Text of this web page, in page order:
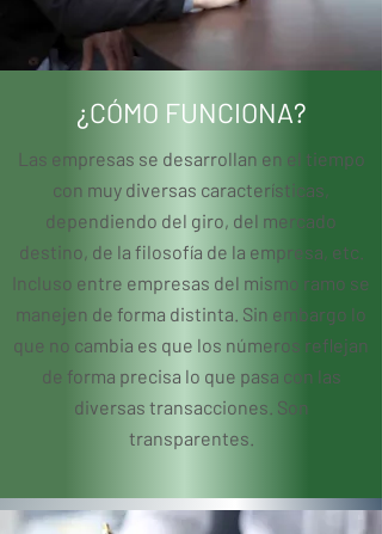
¿CÓMO FUNCIONA?
Las empresas se desarrollan en el tiempo
con muy diversas características,
dependiendo del giro, del mercado
destino, de la filosofía de la empresa, etc.
Incluso entre empresas del mismo ramo se
manejen de forma distinta. Sin embargo lo
que no cambia es que los números reflejan
de forma precisa lo que pasa con las
diversas transacciones. Son
transparentes.